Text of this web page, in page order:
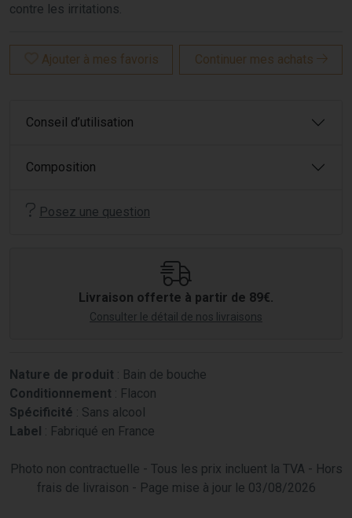
contre les irritations.
Ajouter à mes favoris Continuer mes achats
Conseil d’utilisation
Composition
Posez une question
Livraison offerte à partir de 89€.
Consulter le détail de nos livraisons
Nature de produit : Bain de bouche
Conditionnement : Flacon
Spécificité : Sans alcool
Label : Fabriqué en France
Photo non contractuelle - Tous les prix incluent la TVA - Hors
frais de livraison - Page mise à jour le 03/08/2026